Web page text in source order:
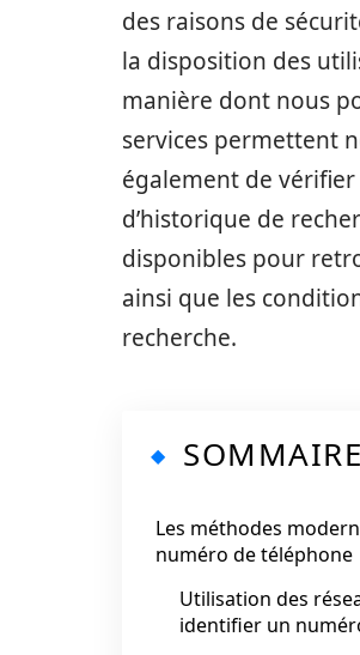
des raisons de
la disposition des
manière dont nous
services permettent
également de vérifier
d’historique de
disponibles pour
ainsi que les
recherche.
SOMMAIRE
Les méthodes
numéro de téléphone
Utilisation des
identifier un